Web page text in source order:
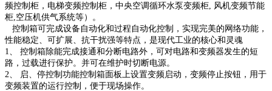
频控制柜，电梯变频控制柜，中央空调循环水泵变频柜, 风机变频节能
柜,空压机供气系统等）。
控制箱可完成设备自动化和过程自动化控制，实现完美的网络功能，
性能稳定、可扩展、抗干扰强等特点，是现代工业的核心和灵魂
1、 控制箱除能完成接通和分断电路外，可对电路和变频器发生的短
路，过载进行保护。并可在维护时切断电源。
2、 启、停控制功能控制箱面板上设置变频启动，变频停止按钮，用于
变频装置的运行控制，便于现场操作。